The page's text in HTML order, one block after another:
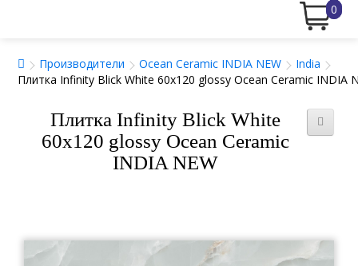
0
Производители Ocean Ceramic INDIA NEW
India
Плитка Infinity Blick White 60х120 glossy Ocean Ceramic INDIA
Плитка Infinity Blick White
60х120 glossy Ocean Ceramic
INDIA NEW